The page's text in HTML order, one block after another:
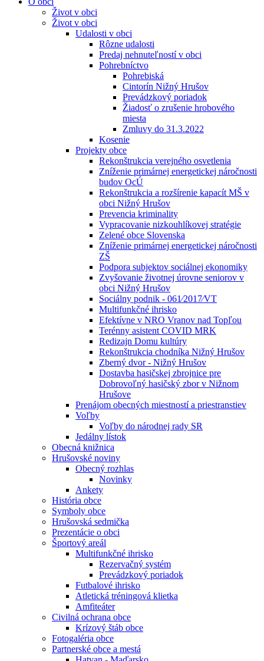
Život v obci
Život v obci
Udalosti v obci
Rôzne udalosti
Predaj nehnuteľností v obci
Pohrebníctvo
Pohrebiská
Cintorín Nižný Hrušov
Prevádzkový poriadok
Žiadosť o zrušenie hrobového
miesta
Zmluvy do 31.3.2022
Kosenie
Projekty obce
Rekonštrukcia verejného osvetlenia
Zníženie primárnej energetickej náročnosti
budov OcÚ
Rekonštrukcia a rozšírenie kapacít MŠ v
obci Nižný Hrušov
Prevencia kriminality
Vypracovanie nizkouhlíkovej stratégie
Zelené obce Slovenska
Zníženie primárnej energetickej náročnosti
ZŠ
Podpora subjektov sociálnej ekonomiky
Zvyšovanie životnej úrovne seniorov v
obci Nižný Hrušov
Sociálny podnik - 061⁄2017⁄VT
Multifunkčné ihrisko
Efektívne v NRO Vranov nad Topľou
Terénny asistent COVID MRK
Redizajn Domu kultúry
Rekonštrukcia chodníka Nižný Hrušov
Zberný dvor - Nižný Hrušov
Dostavba hasičskej zbrojnice pre
Dobrovoľný hasičský zbor v Nižnom
Hrušove
Prenájom obecných miestností a priestranstiev
Voľby
Voľby do národnej rady SR
Jedálny lístok
Obecná knižnica
Hrušovské noviny
Obecný rozhlas
Novinky
Ankety
História obce
Symboly obce
Hrušovská sedmička
Prezentácie o obci
Športový areál
Multifunkčné ihrisko
Rezervačný systém
Prevádzkový poriadok
Futbalové ihrisko
Atletická tréningová klietka
Amfiteáter
Civilná ochrana obce
Krízový štáb obce
Fotogaléria obce
Partnerské obce a mestá